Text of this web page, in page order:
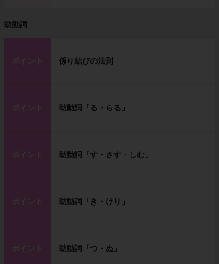
助動詞
ポイント 係り結びの法則
ポイント 助動詞「る・らる」
ポイント 助動詞「す・さす・しむ」
ポイント 助動詞「き・けり」
ポイント 助動詞「つ・ぬ」